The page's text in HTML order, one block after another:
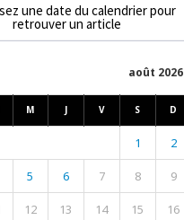
une date du calendrier pour
retrouver un article
août 2026
M J V S D
1 2
5 6 7 8 9
12 13 14 15 16